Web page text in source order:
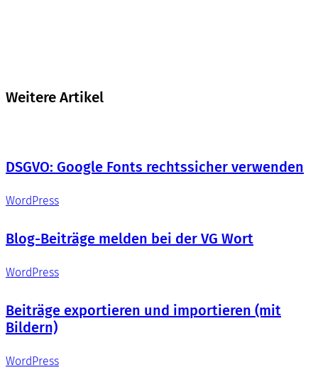
Weitere Artikel
DSGVO: Google Fonts rechtssicher verwenden
WordPress
Blog-Beiträge melden bei der VG Wort
WordPress
Beiträge exportieren und importieren (mit
Bildern)
WordPress